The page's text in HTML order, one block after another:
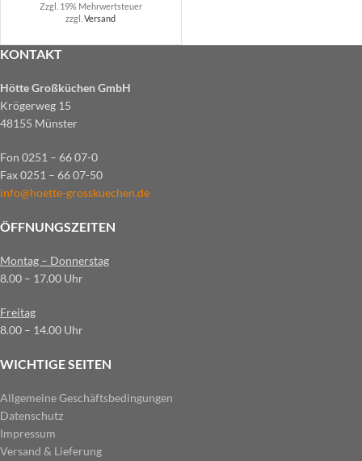
Zzgl. 19% Mehrwertsteuer
zzgl.Versand
KONTAKT
Hötte Großküchen GmbH
Krögerweg 15
48155 Münster
Fon 0251 – 66 07-0
Fax 0251 – 66 07-50
info@hoette-grosskuechen.de
ÖFFNUNGSZEITEN
Montag – Donnerstag
8.00 – 17.00 Uhr
Freitag
8.00 – 14.00 Uhr
WICHTIGE SEITEN
Allgemeine Geschäftsbedingungen
Datenschutz
Impressum
Versand & Lieferung